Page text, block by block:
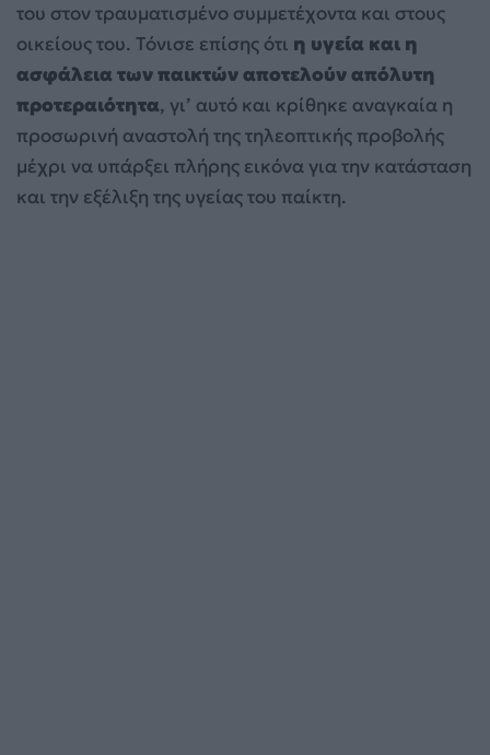
του στον τραυματισμένο συμμετέχοντα και στους
οικείους του. Τόνισε επίσης ότι η υγεία και η
ασφάλεια των παικτών αποτελούν απόλυτη
προτεραιότητα, γι’ αυτό και κρίθηκε αναγκαία η
προσωρινή αναστολή της τηλεοπτικής προβολής
μέχρι να υπάρξει πλήρης εικόνα για την κατάσταση
και την εξέλιξη της υγείας του παίκτη.